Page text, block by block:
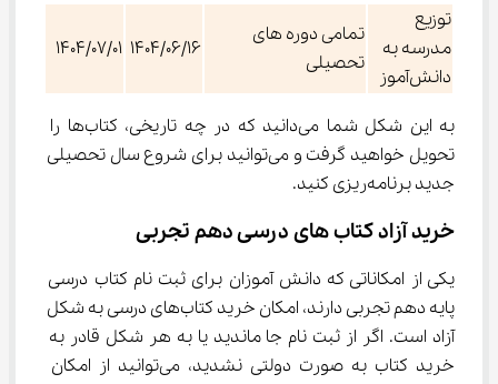
توزیع
مدرسه به
دانش‌آموز
تمامی دوره های
تحصیلی
1404/06/16
1404/07/01
به این شکل شما می‌دانید که در چه تاریخی، کتاب‌ها را
تحویل خواهید گرفت و می‌توانید برای شروع سال تحصیلی
جدید برنامه‌ریزی کنید.
خرید آزاد کتاب ‌های درسی دهم تجربی
یکی از امکاناتی که دانش آموزان برای ثبت نام کتاب درسی
پایه دهم تجربی دارند، امکان خرید کتاب‌های درسی به شکل
آزاد است. اگر از ثبت نام جا ماندید یا به هر شکل قادر به
خرید کتاب به صورت دولتی نشدید، می‌توانید از امکان